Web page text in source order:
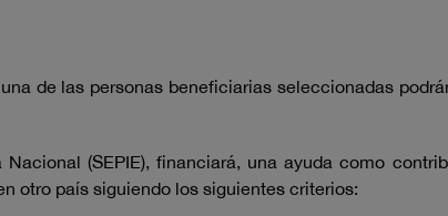
de las personas beneficiarias seleccionadas
(SEPIE), financiará, una ayuda como
otro país siguiendo los siguientes criterios: